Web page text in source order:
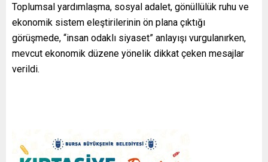
Toplumsal yardımlaşma, sosyal adalet, gönüllülük ruhu ve
ekonomik sistem eleştirilerinin ön plana çıktığı
görüşmede, “insan odaklı siyaset” anlayışı vurgulanırken,
mevcut ekonomik düzene yönelik dikkat çeken mesajlar
verildi.